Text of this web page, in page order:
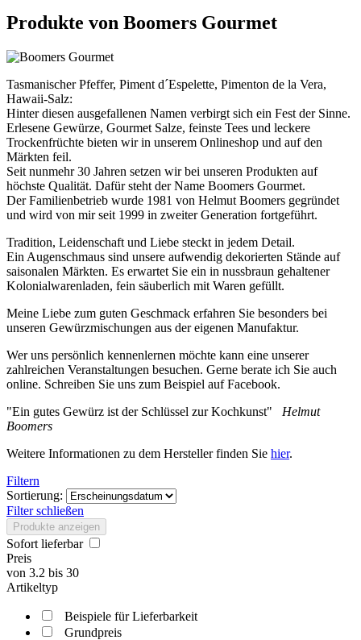
Produkte von Boomers Gourmet
Tasmanischer Pfeffer, Piment d´Espelette, Pimenton de la Vera,
Hawaii-Salz:
Hinter diesen ausgefallenen Namen verbirgt sich ein Fest der Sinne.
Erlesene Gewürze, Gourmet Salze, feinste Tees und leckere
Trockenfrüchte bieten wir in unserem Onlineshop und auf den
Märkten feil.
Seit nunmehr 30 Jahren setzen wir bei unseren Produkten auf
höchste Qualität. Dafür steht der Name Boomers Gourmet.
Der Familienbetrieb wurde 1981 von Helmut Boomers gegründet
und wird von mir seit 1999 in zweiter Generation fortgeführt.
Tradition, Leidenschaft und Liebe steckt in jedem Detail.
Ein Augenschmaus sind unsere aufwendig dekorierten Stände auf
saisonalen Märkten. Es erwartet Sie ein in nussbraun gehaltener
Kolonialwarenladen, fein säuberlich mit Waren gefüllt.
Meine Liebe zum guten Geschmack erfahren Sie besonders bei
unseren Gewürzmischungen aus der eigenen Manufaktur.
Wer uns persönlich kennenlernen möchte kann eine unserer
zahlreichen Veranstaltungen besuchen. Gerne berate ich Sie auch
online. Schreiben Sie uns zum Beispiel auf Facebook.
"Ein gutes Gewürz ist der Schlüssel zur Kochkunst" Helmut
Boomers
Weitere Informationen zu dem Hersteller finden Sie hier.
Filtern
Sortierung:
Filter schließen
Produkte anzeigen
Sofort lieferbar
Preis
von 3.2 bis 30
Artikeltyp
Beispiele für Lieferbarkeit
Grundpreis